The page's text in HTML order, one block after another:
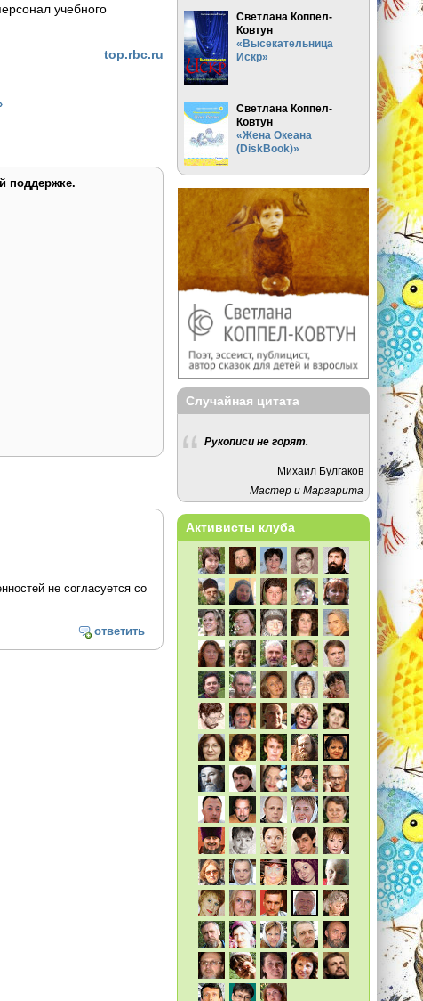
учебного
top.rbc.ru
поддержке.
не согласуется со
ответить
Светлана Коппел-
Ковтун
«Высекательница
Искр»
Светлана Коппел-
Ковтун
«Жена Океана
(DiskBook)»
Случайная цитата
Рукописи не горят.
Михаил Булгаков
Мастер и Маргарита
Активисты клуба